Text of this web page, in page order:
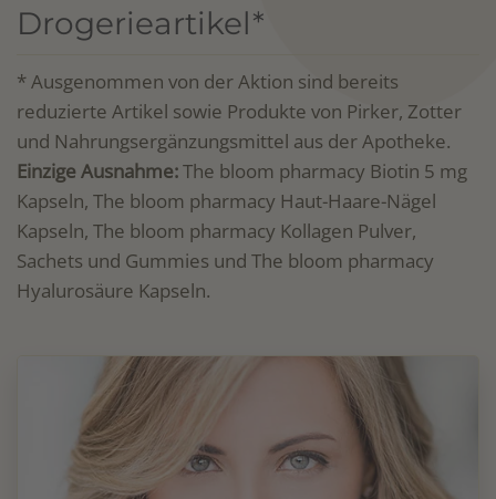
Drogerieartikel*
* Ausgenommen von der Aktion sind bereits
reduzierte Artikel sowie Produkte von Pirker, Zotter
und Nahrungsergänzungsmittel aus der Apotheke.
Einzige Ausnahme:The bloom pharmacy Biotin 5 mg
Kapseln, The bloom pharmacy Haut-Haare-Nägel
Kapseln, The bloom pharmacy Kollagen Pulver,
Sachets und Gummies und The bloom pharmacy
Hyalurosäure Kapseln.